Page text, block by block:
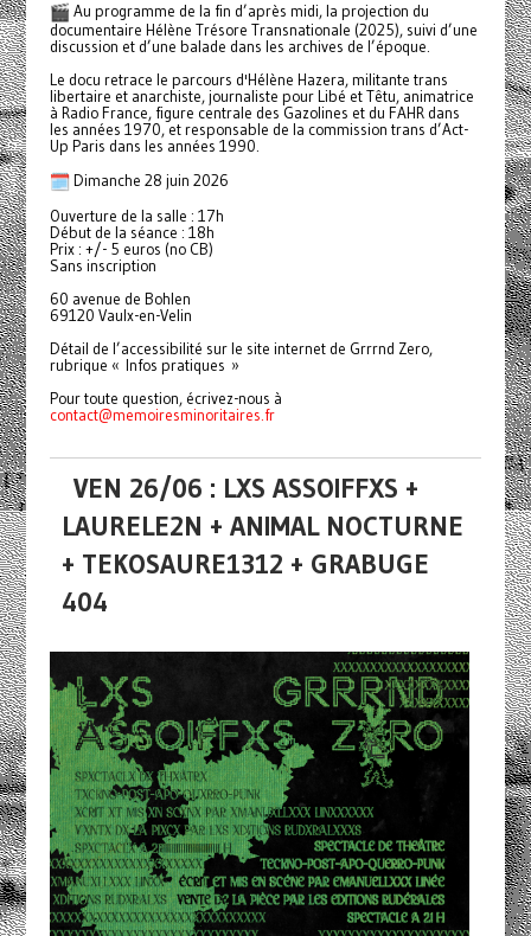
Au programme de la fin d’après midi, la projection du
documentaire Hélène Trésore Transnationale (2025), suivi d’une
discussion et d’une balade dans les archives de l’époque.
Le docu retrace le parcours d'Hélène Hazera, militante trans
libertaire et anarchiste, journaliste pour Libé et Têtu, animatrice
à Radio France, figure centrale des Gazolines et du FAHR dans
les années 1970, et responsable de la commission trans d’Act-
Up Paris dans les années 1990.
Dimanche 28 juin 2026
Ouverture de la salle : 17h
Début de la séance : 18h
Prix : +/- 5 euros (no CB)
Sans inscription
60 avenue de Bohlen
69120 Vaulx-en-Velin
Détail de l’accessibilité sur le site internet de Grrrnd Zero,
rubrique « Infos pratiques »
Pour toute question, écrivez-nous à
contact@memoiresminoritaires.fr
VEN 26/06 : LXS ASSOIFFXS +
LAURELE2N + ANIMAL NOCTURNE
+ TEKOSAURE1312 + GRABUGE
404